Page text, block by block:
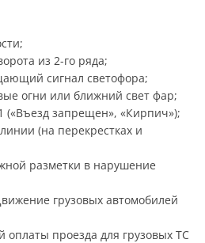
из 2-го ряда;
сигнал светофора;
огни или ближний свет фар;
(«Въезд запрещен», «Кирпич»);
(на перекрестках и
разметки в нарушение
грузовых автомобилей
оплаты проезда для грузовых ТС